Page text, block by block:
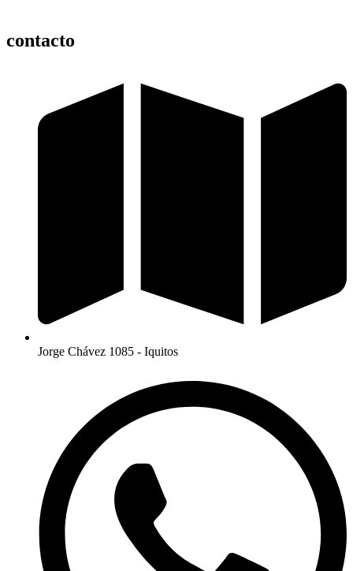
contacto
Jorge Chávez 1085 - Iquitos